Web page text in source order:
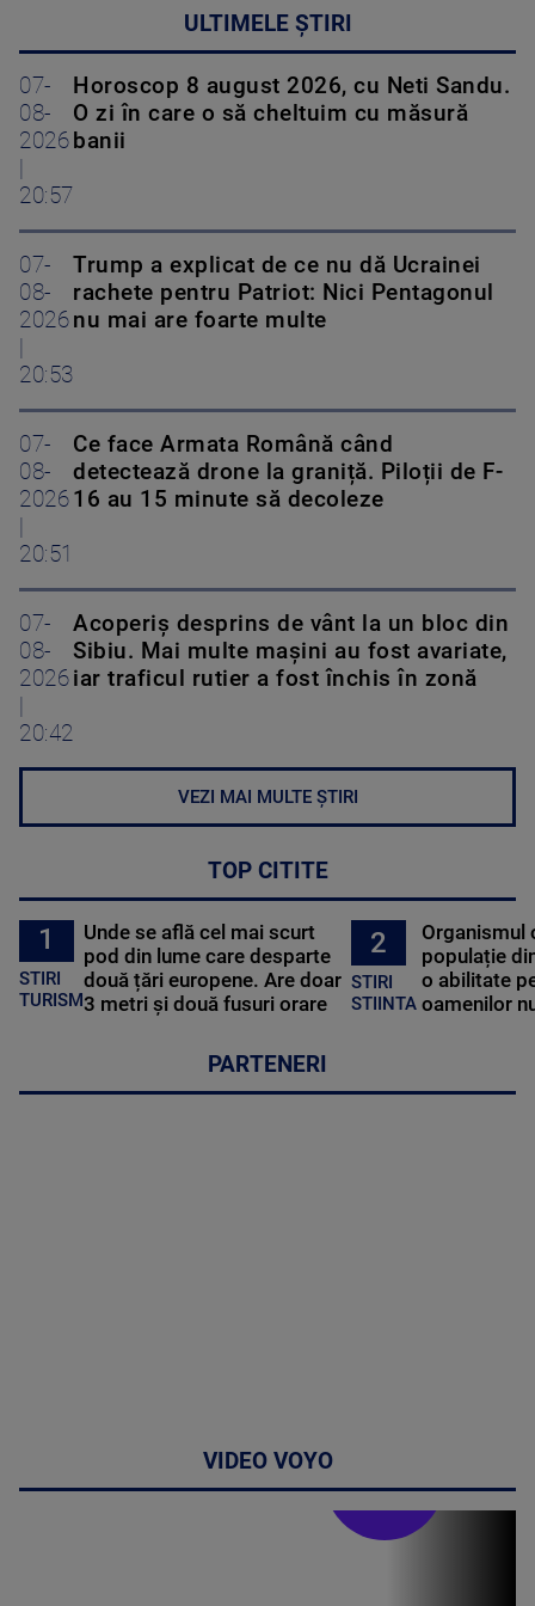
ULTIMELE ȘTIRI
07-
08-
2026
20:57
Horoscop 8 august 2026, cu Neti Sandu.
O zi în care o să cheltuim cu măsură
banii
07-
08-
2026
20:53
Trump a explicat de ce nu dă Ucrainei
rachete pentru Patriot: Nici Pentagonul
nu mai are foarte multe
07-
08-
2026
20:51
Ce face Armata Română când
detectează drone la graniță. Piloții de F-
16 au 15 minute să decoleze
07-
08-
2026
20:42
Acoperiş desprins de vânt la un bloc din
Sibiu. Mai multe maşini au fost avariate,
iar traficul rutier a fost închis în zonă
VEZI MAI MULTE ȘTIRI
TOP CITITE
1
STIRI
TURISM
Unde se află cel mai scurt
pod din lume care desparte
două țări europene. Are doar
3 metri și două fusuri orare
2
STIRI
STIINTA
Organismul
populație
o abilitate
oamenilor
PARTENERI
VIDEO VOYO